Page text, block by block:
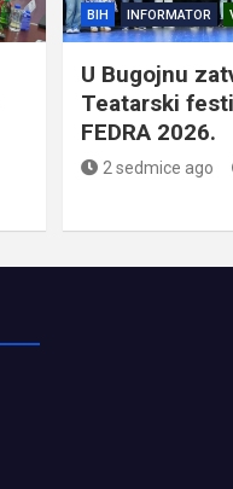
BIH INFORMATOR
U Bugojnu
Teatarski
FEDRA 2026.
2 sedmice ago